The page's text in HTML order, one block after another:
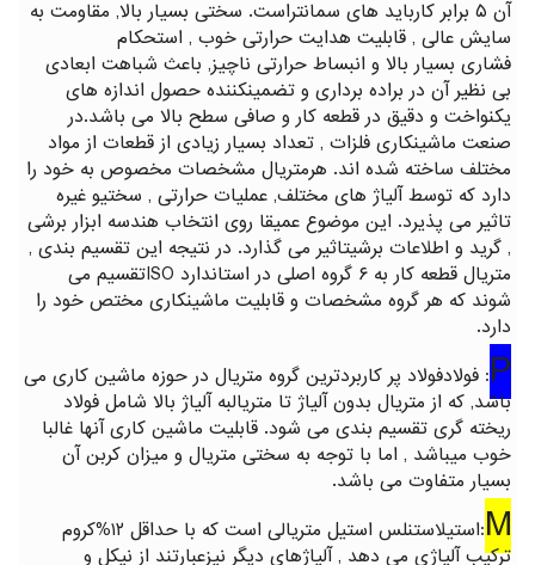
آن ۵ برابر کارباید های سمانتراست. سختی بسیار بالا, مقاومت به
سایش عالی , قابلیت هدایت حرارتی خوب , استحکام
فشاری بسیار بالا و انبساط حرارتی ناچیز, باعث شباهت ابعادی
بی نظیر آن در براده برداری و تضمینکننده حصول اندازه های
یکنواخت و دقیق در قطعه کار و صافی سطح بالا می باشد.در
صنعت ماشینکاری فلزات , تعداد بسیار زیادی از قطعات از مواد
مختلف ساخته شده اند. هرمتریال مشخصات مخصوص به خود را
دارد که توسط آلیاژ های مختلف, عملیات حرارتی , سختیو غیره
تاثیر می پذیرد. این موضوع عمیقا روی انتخاب هندسه ابزار برشی
, گرید و اطلاعات برشیتاثیر می گذارد. در نتیجه این تقسیم بندی ,
متریال قطعه کار به ۶ گروه اصلی در استاندارد ISOتقسیم می
شوند که هر گروه مشخصات و قابلیت ماشینکاری مختص خود را
دارد.
P: فولادفولاد پر کاربردترین گروه متریال در حوزه ماشین کاری می
باشد, که از متریال بدون آلیاژ تا متریالبه آلیاژ بالا شامل فولاد
ریخته گری تقسیم بندی می شود. قابلیت ماشین کاری آنها غالبا
خوب میباشد , اما با توجه به سختی متریال و میزان کربن آن
بسیار متفاوت می باشد.
M
:استیلاستنلس استیل متریالی است که با حداقل ۱۲%کروم
ترکیب آلیاژی می دهد , آلیاژهای دیگر نیزعبارتند از نیکل و